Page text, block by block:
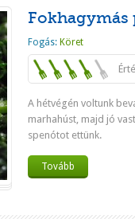
Fokhagymás
Fogás: Köret
A hétvégén voltunk
marhahúst, majd jó
spenótot ettünk.
Tovább